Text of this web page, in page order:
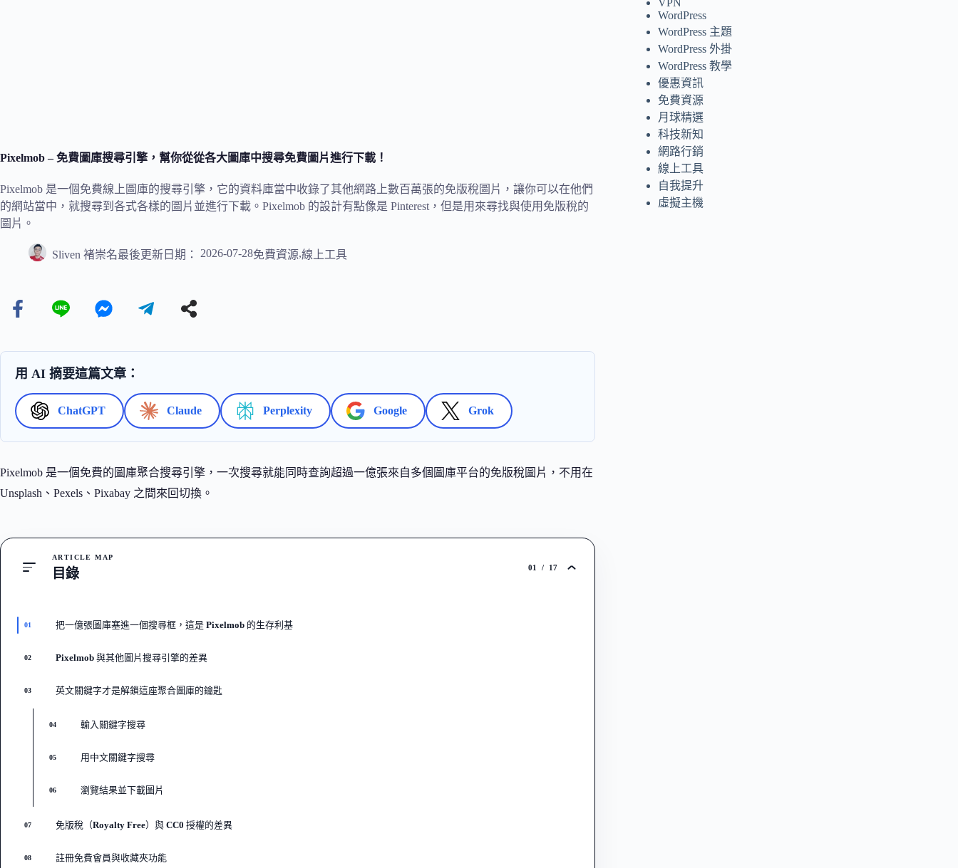
Pixelmob – 免費圖庫搜尋引擎，幫你從從各大圖庫中搜尋免費圖片進行下載！
Pixelmob 是一個免費線上圖庫的搜尋引擎，它的資料庫當中收錄了其他網路上數百萬張的免版稅圖片，讓你可以在他們
的網站當中，就搜尋到各式各樣的圖片並進行下載。Pixelmob 的設計有點像是 Pinterest，但是用來尋找與使用免版稅的
圖片。
Sliven 褚崇名最後更新日期： 2026-07-28免費資源,線上工具
用 AI 摘要這篇文章：
ChatGPT Claude Perplexity Google Grok
Pixelmob 是一個免費的圖庫聚合搜尋引擎，一次搜尋就能同時查詢超過一億張來自多個圖庫平台的免版稅圖片，不用在
Unsplash、Pexels、Pixabay 之間來回切換。
ARTICLE MAP
目錄 01 / 17
01 把一億張圖庫塞進一個搜尋框，這是 Pixelmob 的生存利基
02 Pixelmob 與其他圖片搜尋引擎的差異
03 英文關鍵字才是解鎖這座聚合圖庫的鑰匙
04 輸入關鍵字搜尋
05 用中文關鍵字搜尋
06 瀏覽結果並下載圖片
07 免版稅（Royalty Free）與 CC0 授權的差異
08 註冊免費會員與收藏夾功能
WordPress
WordPress 主題
WordPress 外掛
WordPress 教學
優惠資訊
免費資源
月球精選
科技新知
網路行銷
線上工具
自我提升
虛擬主機